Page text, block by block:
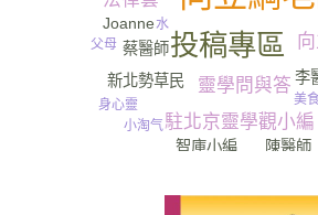
投稿專區
靈學問與答
駐北京靈學觀小編
李
Joanne
新北勢草民
蔡醫師
陳醫師
智庫小編
小淘气
父母
身心靈
水
美